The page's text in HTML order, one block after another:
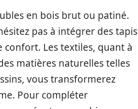
en bois brut ou patiné.
pas à intégrer des tapis
Les textiles, quant à
matières naturelles telles
vous transformerez
Pour compléter